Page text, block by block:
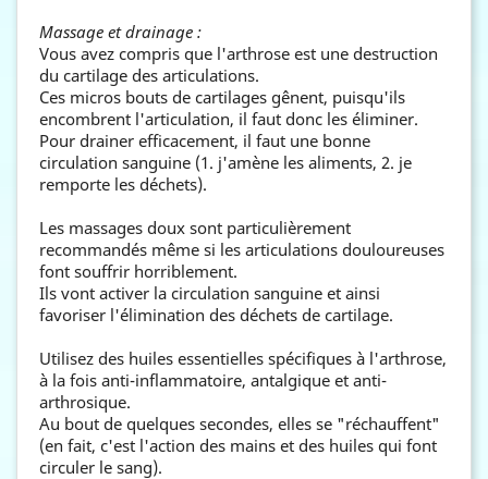
Massage et drainage :
Vous avez compris que l'arthrose est une destruction
du cartilage des articulations.
Ces micros bouts de cartilages gênent, puisqu'ils
encombrent l'articulation, il faut donc les éliminer.
Pour drainer efficacement, il faut une bonne
circulation sanguine (1. j'amène les aliments, 2. je
remporte les déchets).
Les massages doux sont particulièrement
recommandés même si les articulations douloureuses
font souffrir horriblement.
Ils vont activer la circulation sanguine et ainsi
favoriser l'élimination des déchets de cartilage.
Utilisez des huiles essentielles spécifiques à l'arthrose,
à la fois anti-inflammatoire, antalgique et anti-
arthrosique.
Au bout de quelques secondes, elles se "réchauffent"
(en fait, c'est l'action des mains et des huiles qui font
circuler le sang).